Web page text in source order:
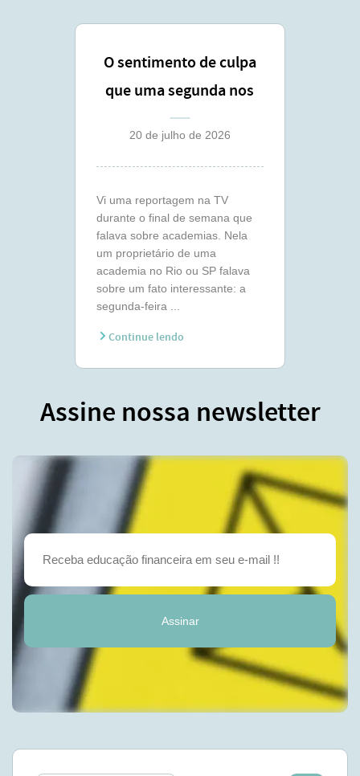
O sentimento de culpa
que uma segunda nos
traz
20 de julho de 2026
Vi uma reportagem na TV
durante o final de semana que
falava sobre academias. Nela
um proprietário de uma
academia no Rio ou SP falava
sobre um fato interessante: a
segunda-feira ...
Continue lendo
Assine nossa newsletter
Assinar